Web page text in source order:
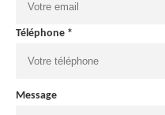
Téléphone *
Message